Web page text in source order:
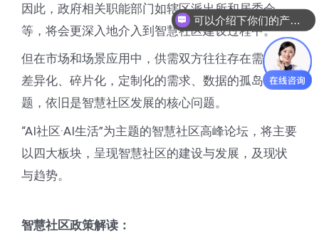
因此，政府相关职能部门如辖区派出所和居委会
等，将会更深入地介入到智慧社区建设过程中。
但在市场和场景应用中，供需双方往往存在需求的
差异化、碎片化，定制化的需求、数据的孤岛等问
题，依旧是智慧社区发展的核心问题。
“AI社区·AI生活”为主题的智慧社区高峰论坛，将主要
以四大板块，呈现智慧社区的建设与发展，及现状
与趋势。
智慧社区政策解读：
可以介绍下你们的产品么